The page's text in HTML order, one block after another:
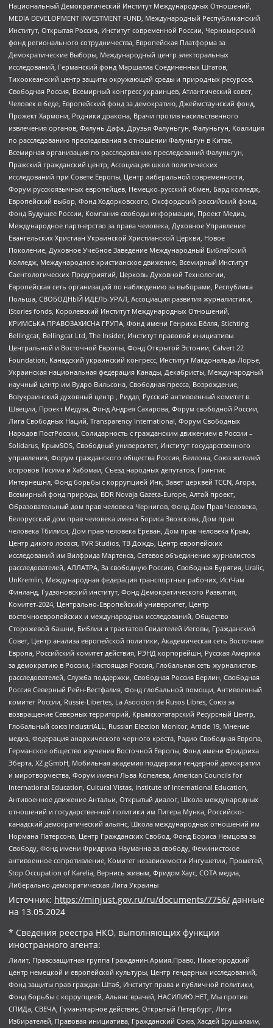
Национальный Демократический Институт Международных Отношений,
MEDIA DEVELOPMENT INVESTMENT FUND, Международный Республиканский
Институт, Открытая Россия, Институт современной России, Черноморский
фонд регионального сотрудничества, Европейская Платформа за
Демократические Выборы, Международный центр электоральных
исследований, Германский фонд Маршалла Соединенных Штатов,
Тихоокеанский центр защиты окружающей среды и природных ресурсов,
Свободная Россия, Всемирный конгресс украинцев, Атлантический совет,
Человек в беде, Европейский фонд за демократию, Джеймстаунский фонд,
Прожект Хармони, Родники дракона, Врачи против насильственного
извлечения органов, Фалунь Дафа, Друзья Фалуньгун, Фалуньгун, Коалиция
по расследованию преследования в отношении Фалуньгун в Китае,
Всемирная организация по расследованию преследований Фалуньгун,
Пражский гражданский центр, Ассоциация школ политических
исследований при Совете Европы, Центр либеральной современности,
Форум русскоязычных европейцев, Немецко-русский обмен, Бард колледж,
Европейский выбор, Фонд Ходорковского, Оксфордский российский фонд,
Фонд Будущее России, Компания свободы информации, Проект Медиа,
Международное партнерство за права человека, Духовное Управление
Евангельских Христиан Украинской Христианской Церкви, Новое
Поколение, Духовное Учебное Заведение Международный Библейский
Колледж, Международное христианское движение, Всемирный Институт
Саентологических Предприятий, Церковь Духовной Технологии,
Европейская сеть организаций по наблюдению за выборами, Республика
Польша, СВОБОДНЫЙ ИДЕЛЬ-УРАЛ, Ассоциация развития журналистики,
IStories fonds, Королевский Институт Международных Отношений,
КРИМСЬКА ПРАВОЗАХИСНА ГРУПА, Фонд имени Генриха Бёлля, Stichting
Bellingcat, Bellingcat Ltd, The Insider, Институт правовой инициативы
Центральной и Восточной Европы, Фонд Открытой Эстонии, Calvert 22
Foundation, Канадский украинский конгресс, Институт Макдональда-Лорье,
Украинская национальная федерация Канады, Декабристы, Международный
научный центр им Вудро Вильсона, Свободная пресса, Возрождение,
Всеукраинский духовный центр , Риддл, Русский антивоенный комитет в
Швеции, Проект Медуза, Фонд Андрея Сахарова, Форум свободной России,
Лига Свободных Наций, Transparеncy International, Форум Свободных
Народов ПостРоссии, Солидарность с гражданским движением в России –
Solidarus, КрымSOS, Свободный университет, Институт государственного
управления, Форум гражданского общества Россия, Беллона, Союз жителей
островов Тисима и Хабомаи, Съезд народных депутатов, Гринпис
Интернешнл, Фонд борьбы с коррупцией Инк, Завет церквей TCCN, Агора,
Всемирный фонд природы, BDR Novaja Gazeta-Europe, Алтай проект,
Образовательный дом прав человека Чернигов, Фонд Дом Прав Человека,
Белорусский дом прав человека имени Бориса Звозскова, Дом прав
человека Тбилиси, Дом прав человека Ереван, Дом прав человека Крым,
Центр дикого лосося, TVR Studios, ТВ Дождь, Центр европейских
исследований им Вилфрида Мартенса, Сетевое объединение журналистов
расследователей, АЛЛАТРА, За свободную Россию, Свободная Бурятия, Uralic,
UnKremlin, Международная федерация транспортных рабочих, ИстЧам
Финланд, Гудзоновский институт, Фонд Демократического Развития,
Комитет-2024, Центрально-Европейский университет, Центр
восточноевропейских и международных исследований, Общество
Сторожевой башни, Библии и трактатов Свидетелей Иеговы, Гражданский
Совет, Центр анализа европейской политики, Академическая сеть Восточная
Европа, Российский комитет действия, РЭНД корпорейшн, Русская Америка
за демократию в России, Настоящая Россия, Глобальная сеть журналистов-
расследователей, Служба поддержки, Свободная Россия Берлин, Свободная
Россия Северный Рейн-Вестфалия, Фонд глобальной помощи, Антивоенный
комитет России, Russie-Libertes, La Asocicion de Rusos Libres, Союз за
возвращение Северных территорий, Крымскотатарский Ресурсный Центр,
Глобальный союз IndustriALL, Russian Election Monitor, Article 19, Мнение
медиа, Федерация анархического черного креста, Радио Свободная Европа,
Германское общество изучения Восточной Европы, Фонд имени Фридриха
Эберта, XZ gGmbH, Мобильная академия поддержки гендерной демократии
и миротворчества, Форум имени Льва Копелева, American Councils for
International Education, Cultural Vistas, Institute of International Education,
Антивоенное движение Антальи, Открытый диалог, Школа международных
отношений и государственной политики им Питера Мунка, Российско-
канадский демократический альянс, Школа международных отношений им
Нормана Патерсона, Центр Гражданских Свобод, Фонд Бориса Немцова за
Свободу, Фонд имени Фридриха Науманна за свободу, Феминистское
антивоенное сопротивление, Комитет независимости Ингушетии, Прометей,
Stop Occupation of Karelia, Вернись живым, Фридом Хаус, СОТА медиа,
Либерально-демократическая Лига Украины
Источник: https://minjust.gov.ru/ru/documents/7756/ данные
на 13.05.2024
* Сведения реестра НКО, выполняющих функции
иностранного агента:
Лилит, Правозащитная группа Гражданин.Армия.Право, Нижегородский
центр немецкой и европейской культуры, Центр гендерных исследований,
Фонд защиты прав граждан Штаб, Институт права и публичной политики,
Фонд борьбы с коррупцией, Альянс врачей, НАСИЛИЮ.НЕТ, Мы против
СПИДа, СВЕЧА, Гуманитарное действие, Открытый Петербург, Лига
Избирателей, Правовая инициатива, Гражданский Союз, Хасдей Ерушалаим,